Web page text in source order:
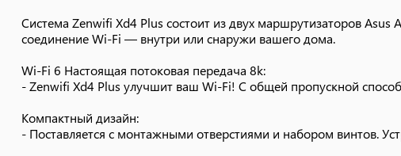
Система Zenwifi Xd4 Plus состоит из двух маршрутизаторов
соединение Wi-Fi — внутри или снаружи вашего дома.
Wi-Fi 6 Настоящая потоковая передача 8k:
- Zenwifi Xd4 Plus улучшит ваш Wi-Fi! С общей пропускной
Компактный дизайн:
- Поставляется с монтажными отверстиями и набором винтов.